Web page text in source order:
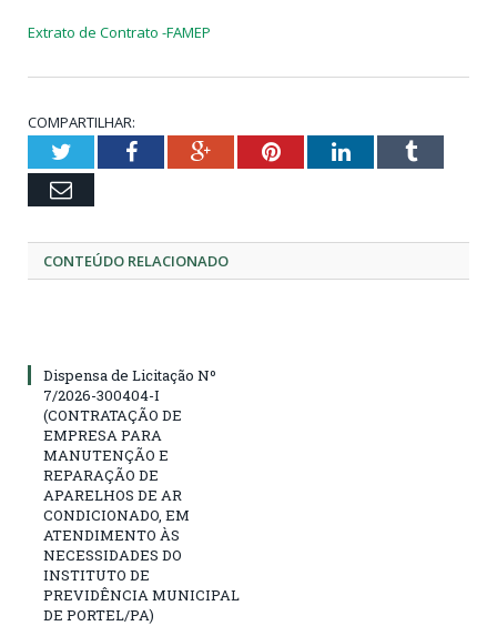
Extrato de Contrato -FAMEP
COMPARTILHAR:
TwitterFacebookGoogle+PinterestLinkedInTumblr
Email
CONTEÚDO RELACIONADO
Dispensa de Licitação Nº
7/2026-300404-I
(CONTRATAÇÃO DE
EMPRESA PARA
MANUTENÇÃO E
REPARAÇÃO DE
APARELHOS DE AR
CONDICIONADO, EM
ATENDIMENTO ÀS
NECESSIDADES DO
INSTITUTO DE
PREVIDÊNCIA MUNICIPAL
DE PORTEL/PA)